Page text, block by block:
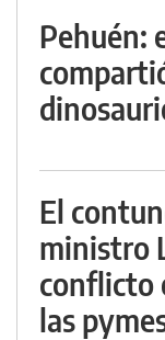
Pehuén:
El
ministro
conflicto
las